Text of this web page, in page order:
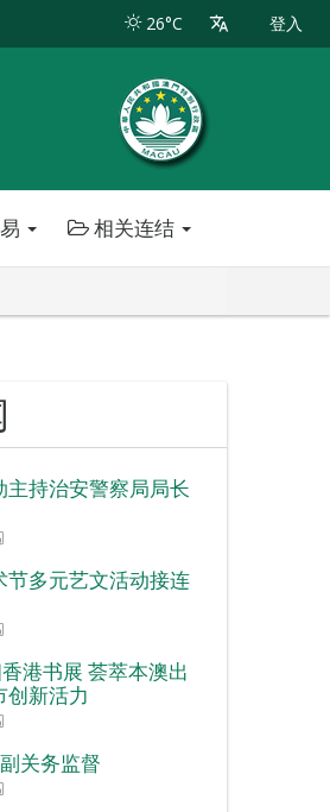
26°C 登入
相关连结
持治安警察局局长
多元艺文活动接连
港书展 荟萃本澳出
新活力
关务监督